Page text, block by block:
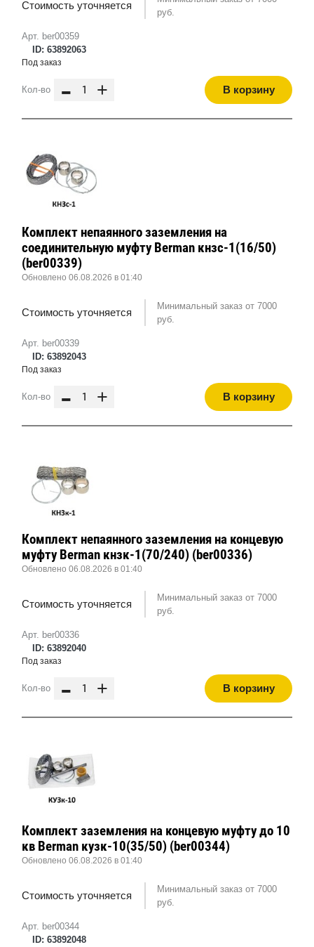
Арт. ber00359
ID: 63892063
Стоимость уточняется
руб.
Под заказ
Кол-во - + В корзину
Арт. ber00339
ID: 63892043
Комплект непаянного заземления на
соединительную муфту Berman кнзс-1(16/50)
(ber00339)
Обновлено 06.08.2026 в 01:40
Стоимость уточняется
Минимальный заказ от 7000
руб.
Под заказ
Кол-во - + В корзину
Арт. ber00336
ID: 63892040
Комплект непаянного заземления на концевую
муфту Berman кнзк-1(70/240) (ber00336)
Обновлено 06.08.2026 в 01:40
Стоимость уточняется
Минимальный заказ от 7000
руб.
Под заказ
Кол-во - + В корзину
Арт. ber00344
ID: 63892048
Комплект заземления на концевую муфту до 10
кв Berman кузк-10(35/50) (ber00344)
Обновлено 06.08.2026 в 01:40
Стоимость уточняется
Минимальный заказ от 7000
руб.